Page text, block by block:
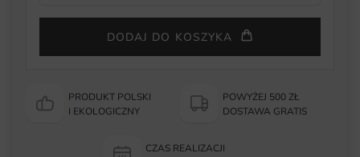
DODAJ DO KOSZYKA
PRODUKT POLSKI
I EKOLOGICZNY
POWYŻEJ 500 ZŁ
DOSTAWA GRATIS
CZAS REALIZACJI